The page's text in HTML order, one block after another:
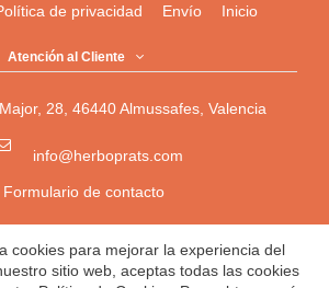
de privacidad Envío Inicio
Atención al Cliente
28, 46440 Almussafes, Valencia
info@herboprats.com
Formulario de contacto
|Tienda Ecológica Online|
Tienda Online de Productos Naturales|
cookies para mejorar la experiencia del
sitio web, aceptas todas las cookies